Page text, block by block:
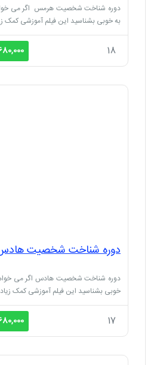
دوره شناخت شخصیت هرمس اگر می
به خوبی بشناسید این فیلم آموزشی کمک
18
قیمت
اصلی
دوره شناخت شخصیت
دوره شناخت شخصیت هادس اگر می
خوبی بشناسید این فیلم آموزشی کمک
17
قیمت
اصلی